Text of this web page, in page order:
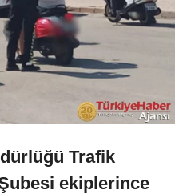
Trafik
ekiplerince